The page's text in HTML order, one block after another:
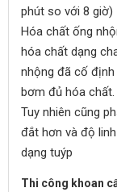
phút so với 8 giờ)
Hóa chất ống
hóa chất dạng
nhộng đã cố
bơm đủ hóa chất.
Tuy nhiên cũng
đắt hơn và độ
dạng tuýp
Thi công khoan